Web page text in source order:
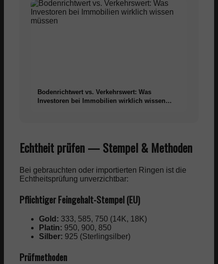
Bodenrichtwert vs. Verkehrswert: Was
Investoren bei Immobilien wirklich wissen
Echtheit prüfen — Stempel & Methoden
Bei gebrauchten oder importierten Ringen ist die
Echtheitsprüfung unverzichtbar:
Pflichtiger Feingehalt-Stempel (EU)
Gold: 333, 585, 750 (14K, 18K)
Platin: 950, 900, 850
Silber: 925 (Sterlingsilber)
Prüfmethoden